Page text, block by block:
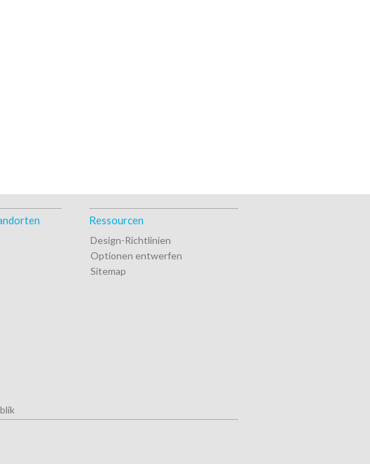
Ressourcen
Design-Richtlinien
Optionen entwerfen
Sitemap